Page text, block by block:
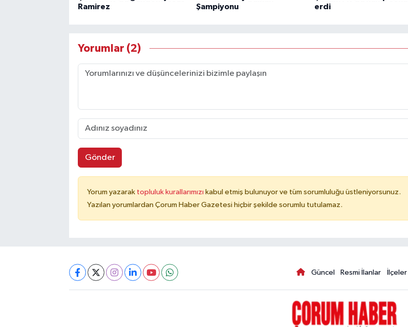
Ramirez
Şampiyonu
erdi
Yorumlar (2)
Gönder
Yorum yazarak topluluk kurallarımızı kabul etmiş bulunuyor ve tüm sorumluluğu üstleniyorsunuz.
Yazılan yorumlardan Çorum Haber Gazetesi hiçbir şekilde sorumlu tutulamaz.
Güncel Resmi İlanlar İlçeler